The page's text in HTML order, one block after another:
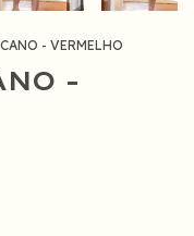
- VERMELHO
-